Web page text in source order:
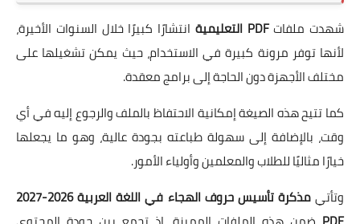
شهدت ملفاتPDF التعليمية
انتشارًا كبيرًا خلال السنوات الأخيرة،
لأنها توفر مرونة كبيرة في الاستخدام، حيث يمكن تشغيلها على
مختلف الأجهزة دون الحاجة إلى برامج معقدة.
كما تتيح هذه الصيغة إمكانية الاحتفاظ بالملف والرجوع إليه في أي
وقت، بالإضافة إلى سهولة طباعته بجودة عالية، وهو ما يجعلها
خيارًا مثاليًا للطلاب والمعلمين وأولياء الأمور.
وتأتي
مذكرة تأسيس حروف الهجاء في اللغة العربية 2026-2027